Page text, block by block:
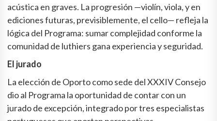
acústica en graves. La progresión —violín, viola, y en
ediciones futuras, previsiblemente, el cello— refleja la
lógica del Programa: sumar complejidad conforme la
comunidad de luthiers gana experiencia y seguridad.
El jurado
La elección de Oporto como sede del XXXIV Consejo
dio al Programa la oportunidad de contar con un
jurado de excepción, integrado por tres especialistas